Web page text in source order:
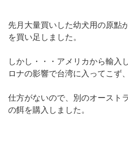
先月大量買いした幼犬用の原點
を買い足しました。
しかし・・・アメリカから輸入
ロナの影響で台湾に入ってこず
仕方がないので、別のオースト
の餌を購入しました。